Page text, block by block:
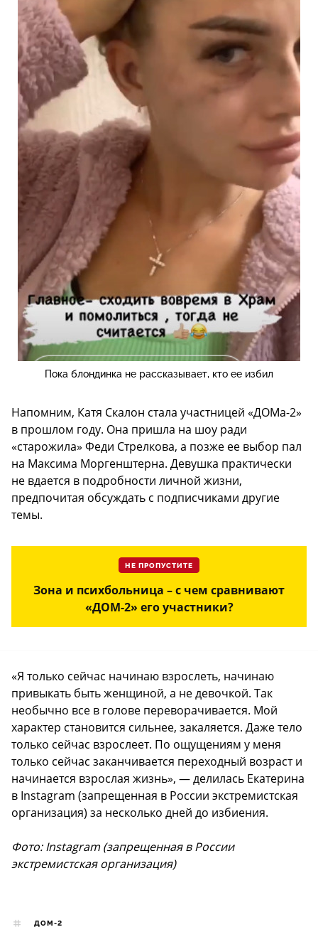
Пока блондинка не рассказывает, кто ее избил
Напомним, Катя Скалон стала участницей «ДОМа-2»
в прошлом году. Она пришла на шоу ради
«старожила» Феди Стрелкова, а позже ее выбор пал
на Максима Моргенштерна. Девушка практически
не вдается в подробности личной жизни,
предпочитая обсуждать с подписчиками другие
темы.
НЕ ПРОПУСТИТЕ
Зона и психбольница – с чем сравнивают
«ДОМ-2» его участники?
«Я только сейчас начинаю взрослеть, начинаю
привыкать быть женщиной, а не девочкой. Так
необычно все в голове переворачивается. Мой
характер становится сильнее, закаляется. Даже тело
только сейчас взрослеет. По ощущениям у меня
только сейчас заканчивается переходный возраст и
начинается взрослая жизнь», — делилась Екатерина
в Instagram (запрещенная в России экстремистская
организация) за несколько дней до избиения.
Фото: Instagram (запрещенная в России
экстремистская организация)
ДОМ-2